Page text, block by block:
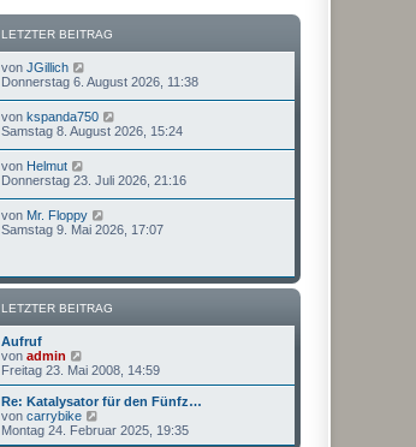
LETZTER BEITRAG
von JGillich
e
e
s
t
e
B
e
i
t
r
Donnerstag 6. August 2026, 11:38
von kspanda750
e
s
t
e
B
t
r
Samstag 8. August 2026, 15:24
von Helmut
e
s
t
B
i
t
g
Donnerstag 23. Juli 2026, 21:16
von Mr. Floppy
e
t
r
B
t
r
a
Samstag 9. Mai 2026, 17:07
LETZTER BEITRAG
Aufruf
von admin
e
u
e
s
t
Freitag 23. Mai 2008, 14:59
Re: Katalysator für den Fünfz…
von carrybike
e
u
Montag 24. Februar 2025, 19:35